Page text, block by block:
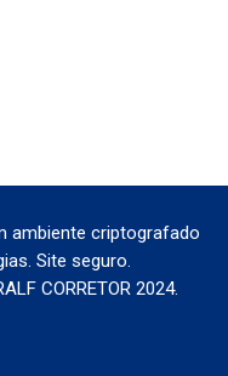
ambiente criptografado
Site seguro.
CORRETOR 2024.